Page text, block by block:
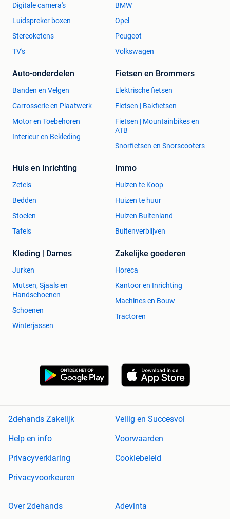
Digitale camera's
Luidspreker boxen
Stereoketens
TV's
BMW
Opel
Peugeot
Volkswagen
Auto-onderdelen
Banden en Velgen
Carrosserie en Plaatwerk
Motor en Toebehoren
Interieur en Bekleding
Fietsen en Brommers
Elektrische fietsen
Fietsen | Bakfietsen
Fietsen | Mountainbikes en
ATB
Snorfietsen en Snorscooters
Huis en Inrichting
Zetels
Bedden
Stoelen
Tafels
Immo
Huizen te Koop
Huizen te huur
Huizen Buitenland
Buitenverblijven
Kleding | Dames
Jurken
Mutsen, Sjaals en
Handschoenen
Schoenen
Winterjassen
Zakelijke goederen
Horeca
Kantoor en Inrichting
Machines en Bouw
Tractoren
2dehands Zakelijk
Veilig en Succesvol
Help en info
Voorwaarden
Privacyverklaring
Cookiebeleid
Privacyvoorkeuren
Over 2dehands Adevinta